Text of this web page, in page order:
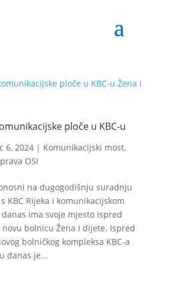
ploče u KBC-u
6, 2024| Komunikacijski most,
OSI
na dugogodišnju suradnju
KBC Rijeka i komunikacijskom
ima svoje mjesto ispred
bolnicu Žena i dijete. Ispred
bolničkog kompleksa KBC-a
danas je...